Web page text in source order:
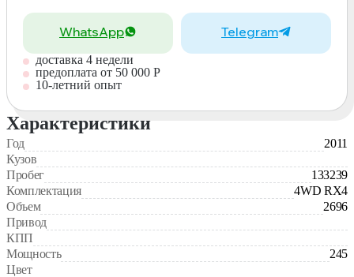
Характеристики
Год
2011
Кузов
Пробег
133239
Комплектация
4WD RX4
Объем
2696
Привод
КПП
Мощность
245
Цвет
WhatsApp Telegram
доставка 4 недели
предоплата от 50 000 Р
10-летний опыт